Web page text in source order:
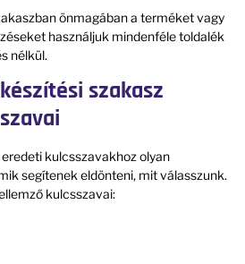
önmagában a terméket vagy
használjuk mindenféle toldalék
nélkül.
i szakasz
kulcsszavakhoz olyan
segítenek eldönteni, mit válasszunk.
kulcsszavai: